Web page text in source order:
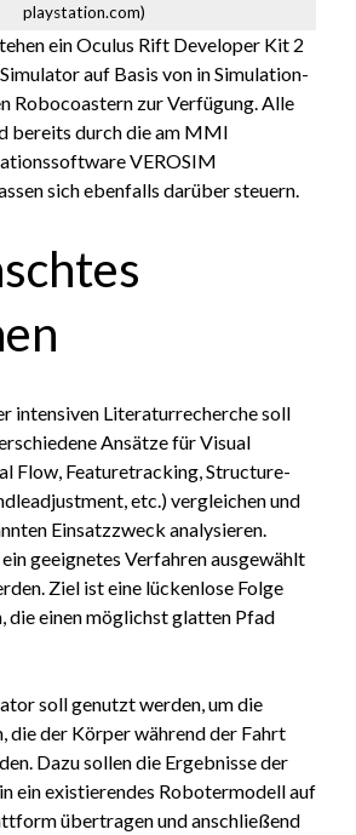
playstation.com)
ein Oculus Rift Developer Kit 2
auf Basis von in Simulation-
Robocoastern zur Verfügung. Alle
bereits durch die am MMI
VEROSIM
sich ebenfalls darüber steuern.
intensiven Literaturrecherche soll
Ansätze für Visual
Flow, Featuretracking, Structure-
etc.) vergleichen und
Einsatzzweck analysieren.
geeignetes Verfahren ausgewählt
Ziel ist eine lückenlose Folge
die einen möglichst glatten Pfad
soll genutzt werden, um die
die der Körper während der Fahrt
Dazu sollen die Ergebnisse der
ein existierendes Robotermodell auf
übertragen und anschließend